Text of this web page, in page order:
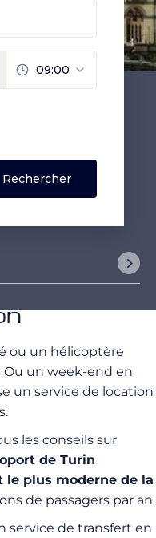
ou un hélicoptère
Ou un week-end en
un service de location
les conseils sur
de Turin
le plus moderne de la
de passagers par an.
service de transfert en